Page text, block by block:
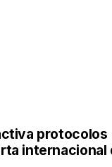
protocolos
internacional